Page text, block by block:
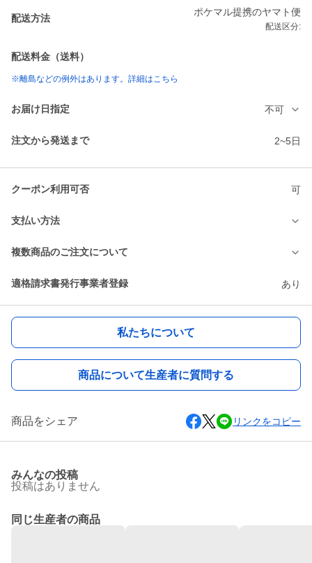
配送方法
ポケマル提携のヤマト便
配送区分:
配送料金（送料）
※離島などの例外はあります。詳細はこちら
お届け日指定 不可
注文から発送まで 2~5日
クーポン利用可否 可
支払い方法
複数商品のご注文について
適格請求書発行事業者登録 あり
私たちについて
商品について生産者に質問する
商品をシェア リンクをコピー
みんなの投稿
投稿はありません
同じ生産者の商品